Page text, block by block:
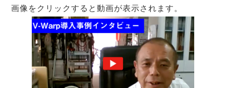
画像をクリックすると動画が表示されます。